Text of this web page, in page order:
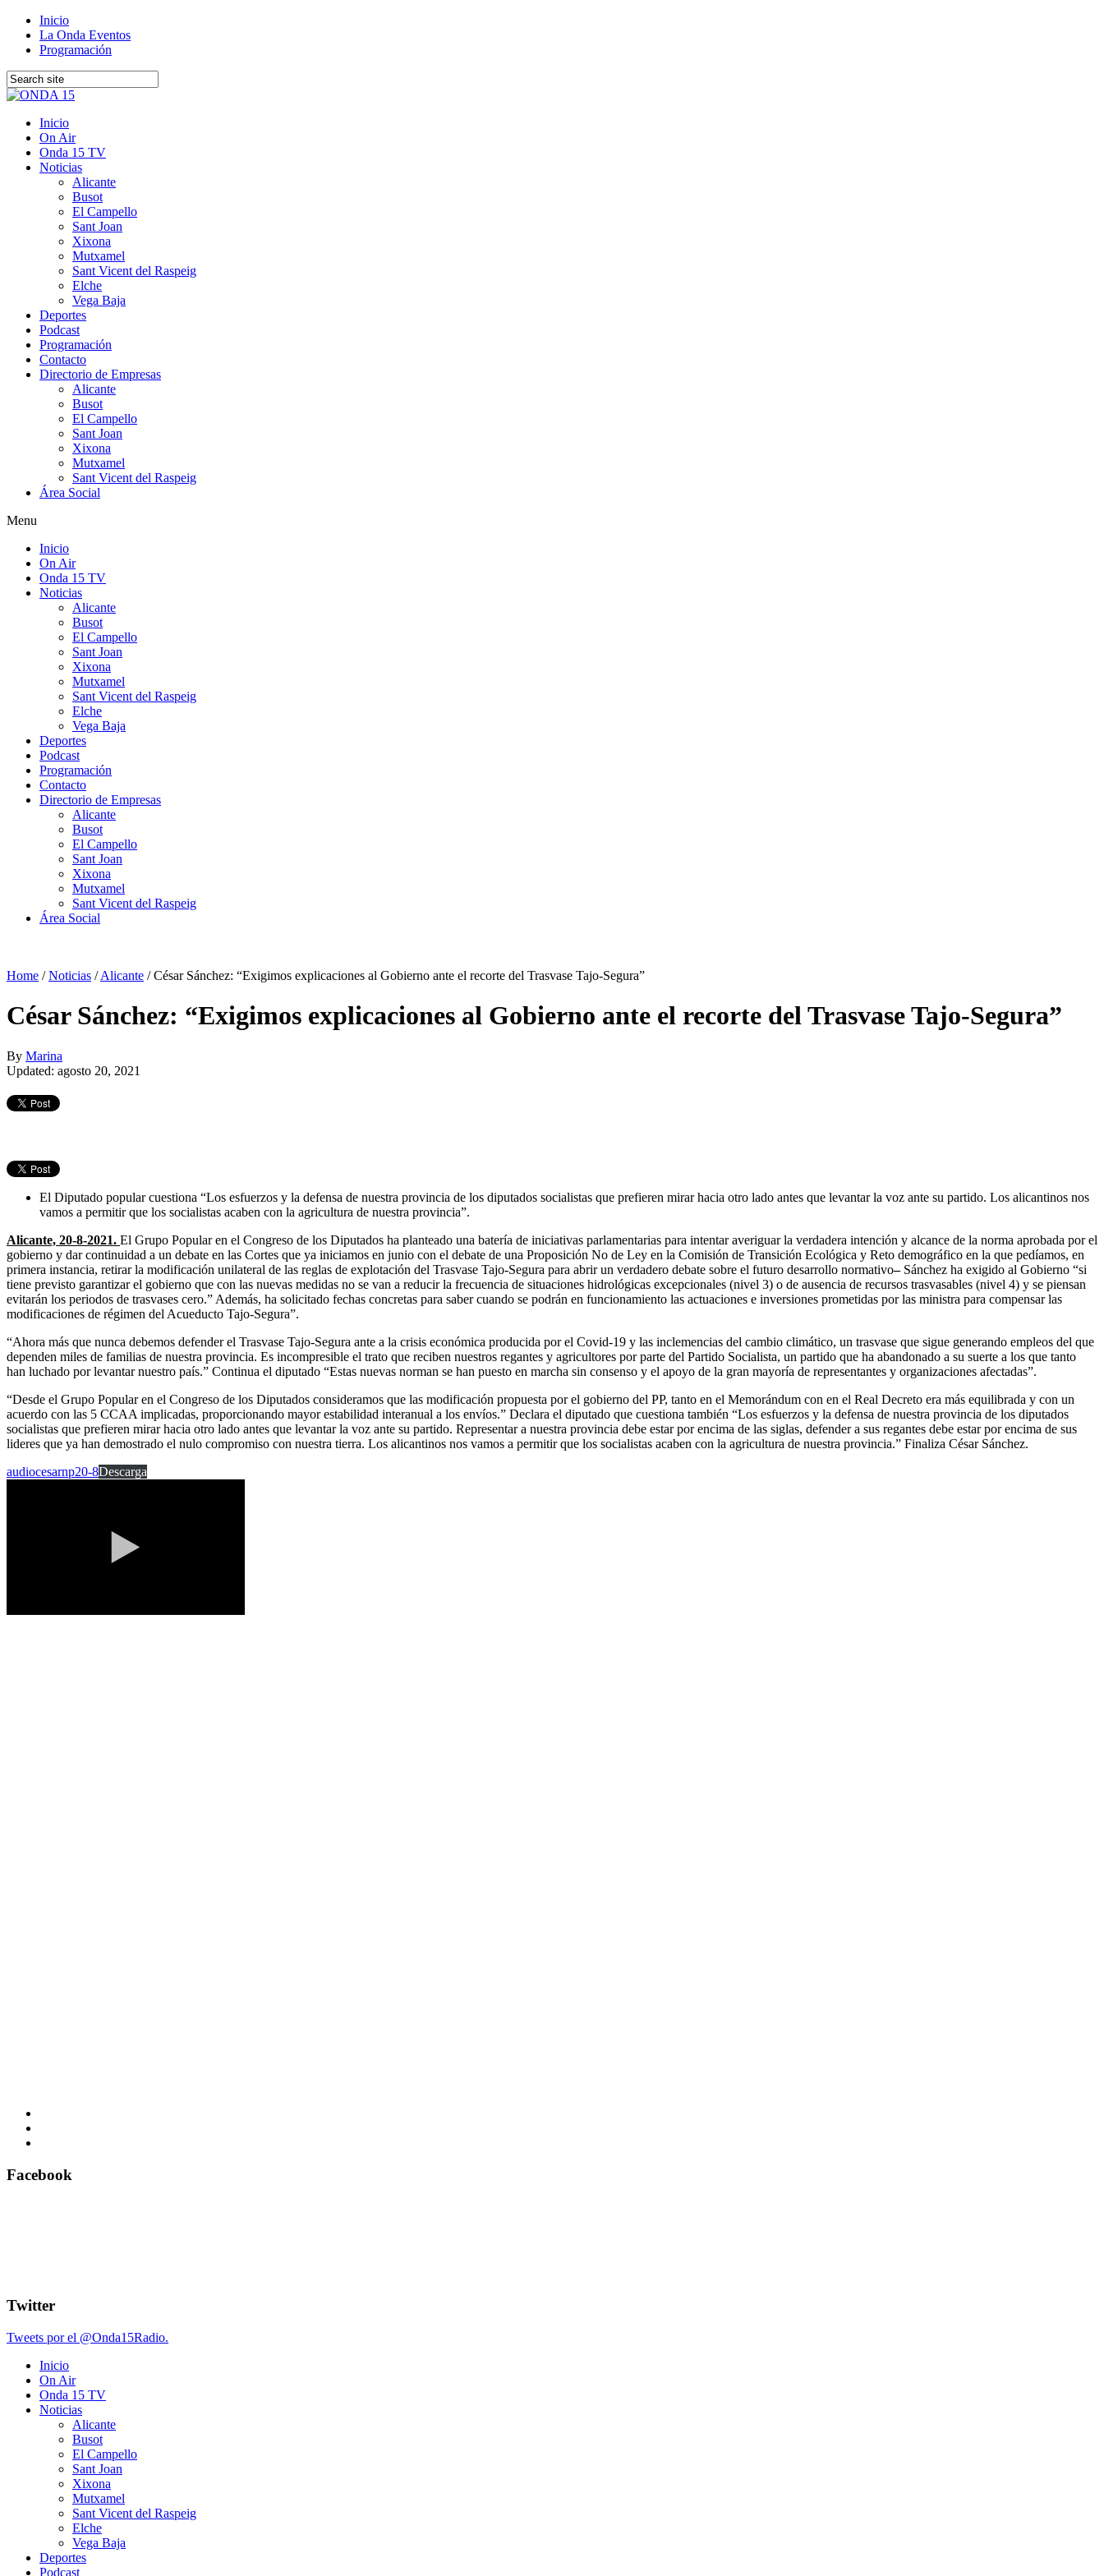
Inicio
La Onda Eventos
Programación
Inicio
On Air
Onda 15 TV
Noticias
Alicante
Busot
El Campello
Sant Joan
Xixona
Mutxamel
Sant Vicent del Raspeig
Elche
Vega Baja
Deportes
Podcast
Programación
Contacto
Directorio de Empresas
Alicante
Busot
El Campello
Sant Joan
Xixona
Mutxamel
Sant Vicent del Raspeig
Área Social
Menu
Inicio
On Air
Onda 15 TV
Noticias
Alicante
Busot
El Campello
Sant Joan
Xixona
Mutxamel
Sant Vicent del Raspeig
Elche
Vega Baja
Deportes
Podcast
Programación
Contacto
Directorio de Empresas
Alicante
Busot
El Campello
Sant Joan
Xixona
Mutxamel
Sant Vicent del Raspeig
Área Social
Home /Noticias /Alicante /César Sánchez: “Exigimos explicaciones al Gobierno ante el recorte del Trasvase Tajo-Segura”
César Sánchez: “Exigimos explicaciones al Gobierno ante el recorte del Trasvase Tajo-Segura”
By Marina
Updated: agosto 20, 2021
El Diputado popular cuestiona “Los esfuerzos y la defensa de nuestra provincia de los diputados socialistas que prefieren mirar hacia otro lado antes que levantar la voz ante su partido. Los alicantinos nos
vamos a permitir que los socialistas acaben con la agricultura de nuestra provincia”.
Alicante, 20-8-2021. El Grupo Popular en el Congreso de los Diputados ha planteado una batería de iniciativas parlamentarias para intentar averiguar la verdadera intención y alcance de la norma aprobada por el
gobierno y dar continuidad a un debate en las Cortes que ya iniciamos en junio con el debate de una Proposición No de Ley en la Comisión de Transición Ecológica y Reto demográfico en la que pedíamos, en
primera instancia, retirar la modificación unilateral de las reglas de explotación del Trasvase Tajo-Segura para abrir un verdadero debate sobre el futuro desarrollo normativo– Sánchez ha exigido al Gobierno “si
tiene previsto garantizar el gobierno que con las nuevas medidas no se van a reducir la frecuencia de situaciones hidrológicas excepcionales (nivel 3) o de ausencia de recursos trasvasables (nivel 4) y se piensan
evitarán los periodos de trasvases cero.” Además, ha solicitado fechas concretas para saber cuando se podrán en funcionamiento las actuaciones e inversiones prometidas por las ministra para compensar las
modificaciones de régimen del Acueducto Tajo-Segura”.
“Ahora más que nunca debemos defender el Trasvase Tajo-Segura ante a la crisis económica producida por el Covid-19 y las inclemencias del cambio climático, un trasvase que sigue generando empleos del que
dependen miles de familias de nuestra provincia. Es incompresible el trato que reciben nuestros regantes y agricultores por parte del Partido Socialista, un partido que ha abandonado a su suerte a los que tanto
han luchado por levantar nuestro país.” Continua el diputado “Estas nuevas norman se han puesto en marcha sin consenso y el apoyo de la gran mayoría de representantes y organizaciones afectadas”.
“Desde el Grupo Popular en el Congreso de los Diputados consideramos que las modificación propuesta por el gobierno del PP, tanto en el Memorándum con en el Real Decreto era más equilibrada y con un
acuerdo con las 5 CCAA implicadas, proporcionando mayor estabilidad interanual a los envíos.” Declara el diputado que cuestiona también “Los esfuerzos y la defensa de nuestra provincia de los diputados
socialistas que prefieren mirar hacia otro lado antes que levantar la voz ante su partido. Representar a nuestra provincia debe estar por encima de las siglas, defender a sus regantes debe estar por encima de sus
lideres que ya han demostrado el nulo compromiso con nuestra tierra. Los alicantinos nos vamos a permitir que los socialistas acaben con la agricultura de nuestra provincia.” Finaliza César Sánchez.
audiocesarnp20-8Descarga
Facebook
Twitter
Tweets por el @Onda15Radio.
Inicio
On Air
Onda 15 TV
Noticias
Alicante
Busot
El Campello
Sant Joan
Xixona
Mutxamel
Sant Vicent del Raspeig
Elche
Vega Baja
Deportes
Podcast